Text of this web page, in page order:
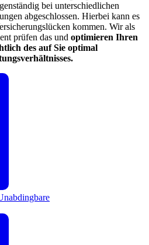
bei unterschiedlichen
abgeschlossen. Hierbei kann es
kommen. Wir als
prüfen das und optimieren Ihren
des auf Sie optimal